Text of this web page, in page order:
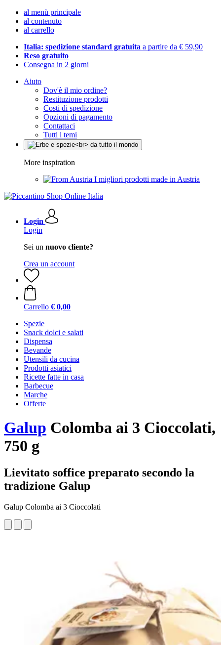
al menù principale
al contenuto
al carrello
Italia: spedizione standard gratuita a partire da € 59,90
Reso gratuito
Consegna in 2 giorni
Aiuto
Dov'è il mio ordine?
Restituzione prodotti
Costi di spedizione
Opzioni di pagamento
Contattaci
Tutti i temi
More inspiration
I migliori prodotti made in Austria
Login
Login
Sei un nuovo cliente?
Crea un account
Carrello € 0,00
Spezie
Snack dolci e salati
Dispensa
Bevande
Utensili da cucina
Prodotti asiatici
Ricette fatte in casa
Barbecue
Marche
Offerte
Galup Colomba ai 3 Cioccolati,
750 g
Lievitato soffice preparato secondo la
tradizione Galup
Galup Colomba ai 3 Cioccolati